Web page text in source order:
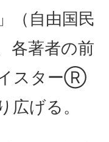
（自由国民
各著者の前
イスターⓇ
広げる。